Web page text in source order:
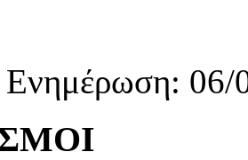
Ενημέρωση: